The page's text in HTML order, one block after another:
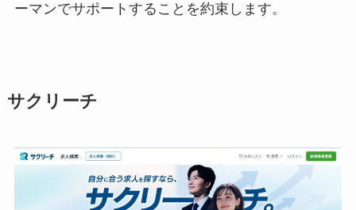
ーマンでサポートすることを約束します。
サクリーチ